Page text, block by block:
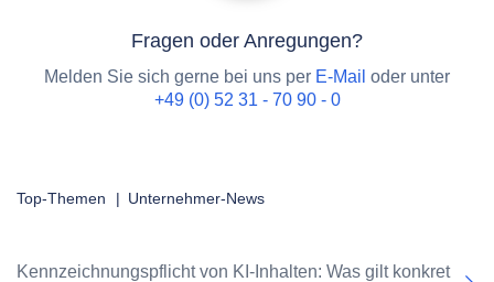
Fragen oder Anregungen?
Melden Sie sich gerne bei uns per E-Mail oder unter
+49 (0) 52 31 - 70 90 - 0
Top-Themen | Unternehmer-News
Kennzeichnungspflicht von KI-Inhalten: Was gilt konkret